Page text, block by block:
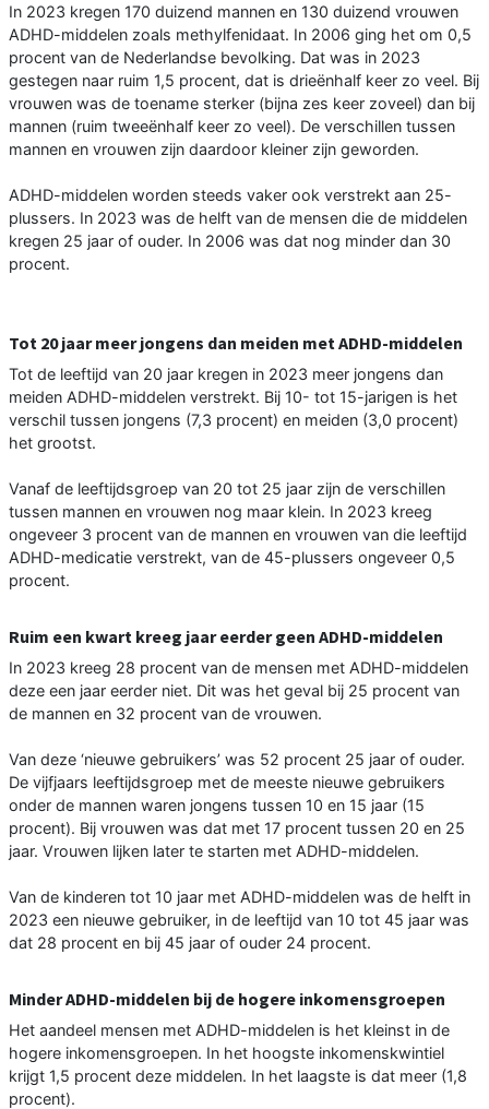
In 2023 kregen 170 duizend mannen en 130 duizend vrouwen
ADHD-middelen zoals methylfenidaat. In 2006 ging het om 0,5
procent van de Nederlandse bevolking. Dat was in 2023
gestegen naar ruim 1,5 procent, dat is drieënhalf keer zo veel. Bij
vrouwen was de toename sterker (bijna zes keer zoveel) dan bij
mannen (ruim tweeënhalf keer zo veel). De verschillen tussen
mannen en vrouwen zijn daardoor kleiner zijn geworden.
ADHD-middelen worden steeds vaker ook verstrekt aan 25-
plussers. In 2023 was de helft van de mensen die de middelen
kregen 25 jaar of ouder. In 2006 was dat nog minder dan 30
procent.
Tot 20 jaar meer jongens dan meiden met ADHD-middelen
Tot de leeftijd van 20 jaar kregen in 2023 meer jongens dan
meiden ADHD-middelen verstrekt. Bij 10- tot 15-jarigen is het
verschil tussen jongens (7,3 procent) en meiden (3,0 procent)
het grootst.
Vanaf de leeftijdsgroep van 20 tot 25 jaar zijn de verschillen
tussen mannen en vrouwen nog maar klein. In 2023 kreeg
ongeveer 3 procent van de mannen en vrouwen van die leeftijd
ADHD-medicatie verstrekt, van de 45-plussers ongeveer 0,5
procent.
Ruim een kwart kreeg jaar eerder geen ADHD-middelen
In 2023 kreeg 28 procent van de mensen met ADHD-middelen
deze een jaar eerder niet. Dit was het geval bij 25 procent van
de mannen en 32 procent van de vrouwen.
Van deze ‘nieuwe gebruikers’ was 52 procent 25 jaar of ouder.
De vijfjaars leeftijdsgroep met de meeste nieuwe gebruikers
onder de mannen waren jongens tussen 10 en 15 jaar (15
procent). Bij vrouwen was dat met 17 procent tussen 20 en 25
jaar. Vrouwen lijken later te starten met ADHD-middelen.
Van de kinderen tot 10 jaar met ADHD-middelen was de helft in
2023 een nieuwe gebruiker, in de leeftijd van 10 tot 45 jaar was
dat 28 procent en bij 45 jaar of ouder 24 procent.
Minder ADHD-middelen bij de hogere inkomensgroepen
Het aandeel mensen met ADHD-middelen is het kleinst in de
hogere inkomensgroepen. In het hoogste inkomenskwintiel
krijgt 1,5 procent deze middelen. In het laagste is dat meer (1,8
procent).